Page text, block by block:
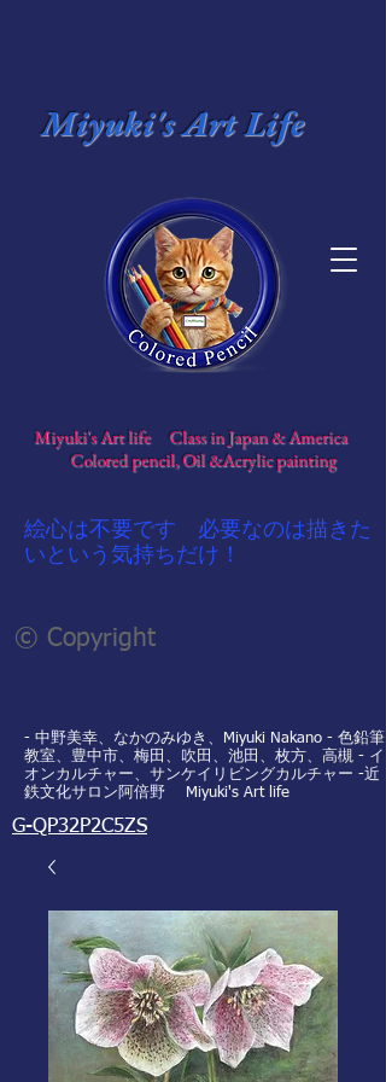
Miyuki's Art Life
Miyuki's Art life Class in Japan & America
Colored pencil, Oil &Acrylic painting
​絵心は不要です 必要なのは描きた
いという気持ちだけ！
© Copyright
G-QP32P2C5ZS
- 中野美幸、なかのみゆき、Miyuki Nakano - 色鉛筆
教室、豊中市、梅田、吹田、池田、枚方、高槻 - イ
オンカルチャー、サンケイリビングカルチャー -近
鉄文化サロン阿倍野 Miyuki's Art life